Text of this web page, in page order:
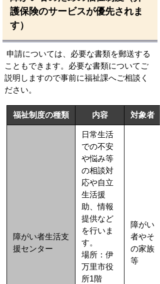
護保険のサービスが優先されま
す）
申請については、必要な書類を郵送する
こともできます。必要な書類についてご
説明しますので事前に福祉課へご相談く
ださい。
福祉制度の種類 内容 対象者
障がい者生活支
援センター
日常生活
での不安
や悩み等
の相談対
応や自立
生活援
助、情報
提供など
を行いま
す。
場所：伊
万里市役
所1階
障がい
者やそ
の家族
等